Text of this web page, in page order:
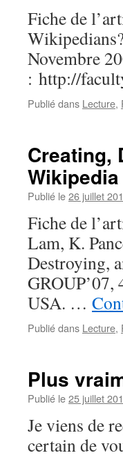
Fiche de
Novembre
: http://
Publié dans Lecture,
Creating,
Wikipedia
Publié le26 juillet
Fiche de
Lam, K.
Destroying,
USA. …
Publié dans Lecture,
Plus
Publié le25 juillet
Je viens de
certain de